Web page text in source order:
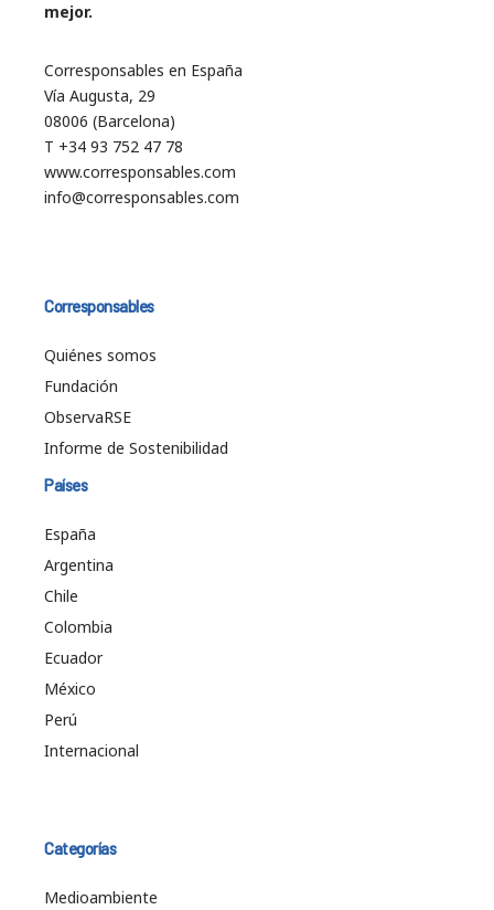
mejor.
Corresponsables en España
Vía Augusta, 29
08006 (Barcelona)
T +34 93 752 47 78
www.corresponsables.com
info@corresponsables.com
Corresponsables
Quiénes somos
Fundación
ObservaRSE
Informe de Sostenibilidad
Países
España
Argentina
Chile
Colombia
Ecuador
México
Perú
Internacional
Categorías
Medioambiente